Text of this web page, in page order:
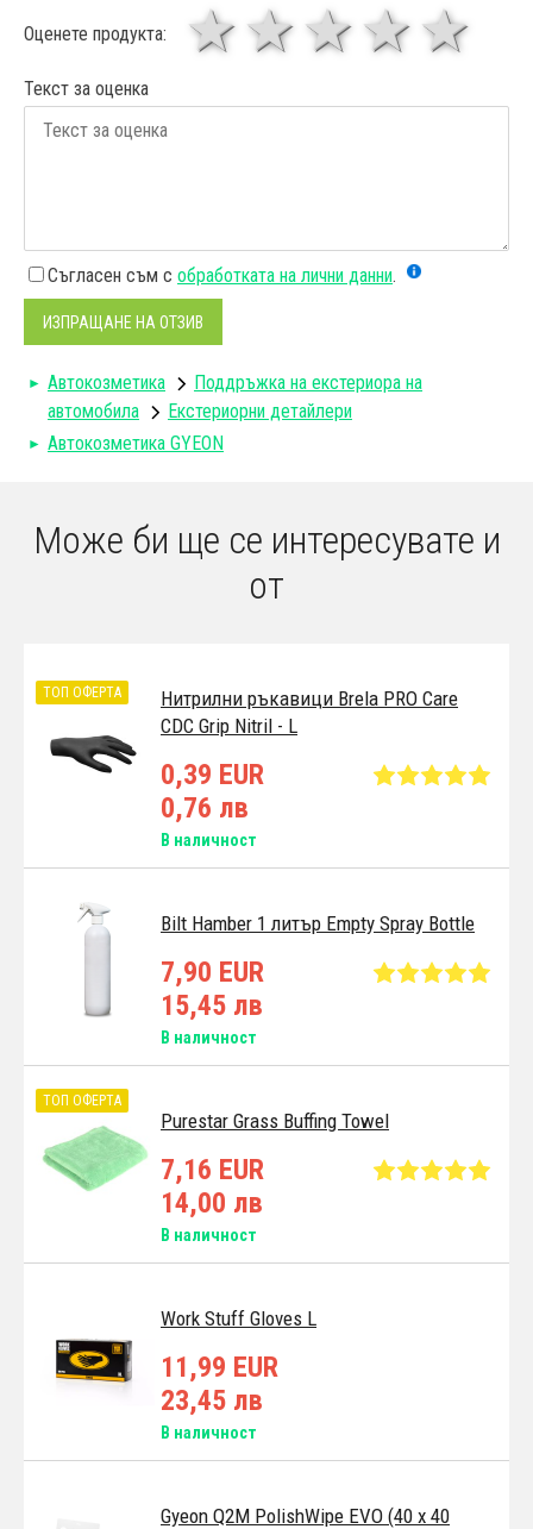
Оценете продукта: 4
3
звезди
1 звезда
Текст за оценка
Съгласен съм с обработката на лични данни.
ИЗПРАЩАНЕ НА ОТЗИВ
Автокозметика
Поддръжка на екстериора на
автомобила
Екстериорни детайлери
Автокозметика GYEON
Може би ще се интересувате и
от
Нитрилни ръкавици Brela PRO Care
CDC Grip Nitril - L
ТОП ОФЕРТА
0,39 EUR
0,76 лв
В наличност
Bilt Hamber 1 литър Empty Spray Bottle
7,90 EUR
15,45 лв
В наличност
Purestar Grass Buffing Towel
ТОП ОФЕРТА
7,16 EUR
14,00 лв
В наличност
Work Stuff Gloves L
11,99 EUR
23,45 лв
В наличност
Gyeon Q2M PolishWipe EVO (40 x 40